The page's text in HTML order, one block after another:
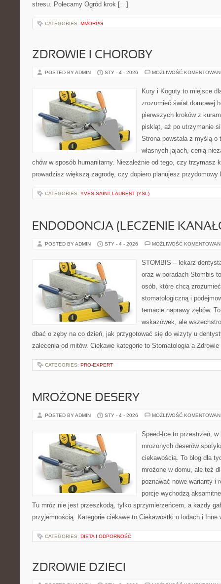
stresu. Polecamy Ogród krok […]
CATEGORIES: MMORPG
ZDROWIE I CHOROBY
POSTED BY ADMIN STY - 4 - 2026 MOŻLIWOŚĆ
Kury i Koguty to miejsce
zrozumieć świat domowej
pierwszych kroków z
piskląt, aż po utrzymanie
Strona powstała z myślą
własnych jajach, cenią
chów w sposób humanitarny. Niezależnie od tego, czy trzymasz
prowadzisz większą zagrodę, czy dopiero planujesz
CATEGORIES: YVES SAINT LAURENT (YSL)
ENDODONCJA (LECZENIE
POSTED BY ADMIN STY - 4 - 2026 MOŻLIWOŚĆ
STOMBIS – lekarz
oraz w poradach Stombis
osób, które chcą
stomatologiczną i
temacie naprawy zębów.
wskazówek, ale
dbać o zęby na co dzień, jak przygotować się do wizyty u
zalecenia od mitów. Ciekawe kategorie to Stomatologia a
CATEGORIES: PRO-EXPERT
MROŻONE DESERY
POSTED BY ADMIN STY - 4 - 2026 MOŻLIWOŚĆ
Speed-Ice to przestrzeń,
mrożonych deserów
ciekawością. To blog dla
mrożone w domu, ale też
poznawać nowe warianty i
porcje wychodzą
Tu mróz nie jest przeszkodą, tylko sprzymierzeńcem, a każdy
przyjemnością. Kategorie ciekawe to Ciekawostki o lodach i
CATEGORIES: DIETA I ODPORNOŚĆ
ZDROWIE DZIECI